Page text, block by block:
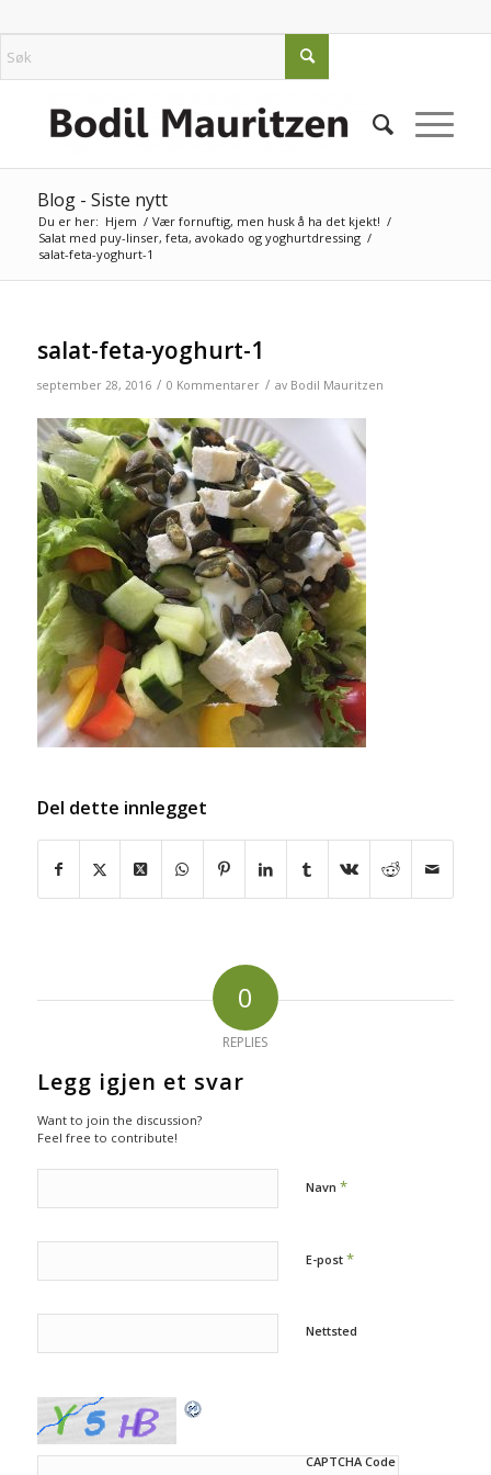
Blog - Siste nytt
Du er her: Hjem / Vær fornuftig, men husk å ha det kjekt! /
Salat med puy-linser, feta, avokado og yoghurtdressing /
salat-feta-yoghurt-1
salat-feta-yoghurt-1
september 28, 2016 / 0 Kommentarer / av Bodil Mauritzen
Del dette innlegget
0
REPLIES
Legg igjen et svar
Want to join the discussion?
Feel free to contribute!
Navn *
E-post *
Nettsted
CAPTCHA Code